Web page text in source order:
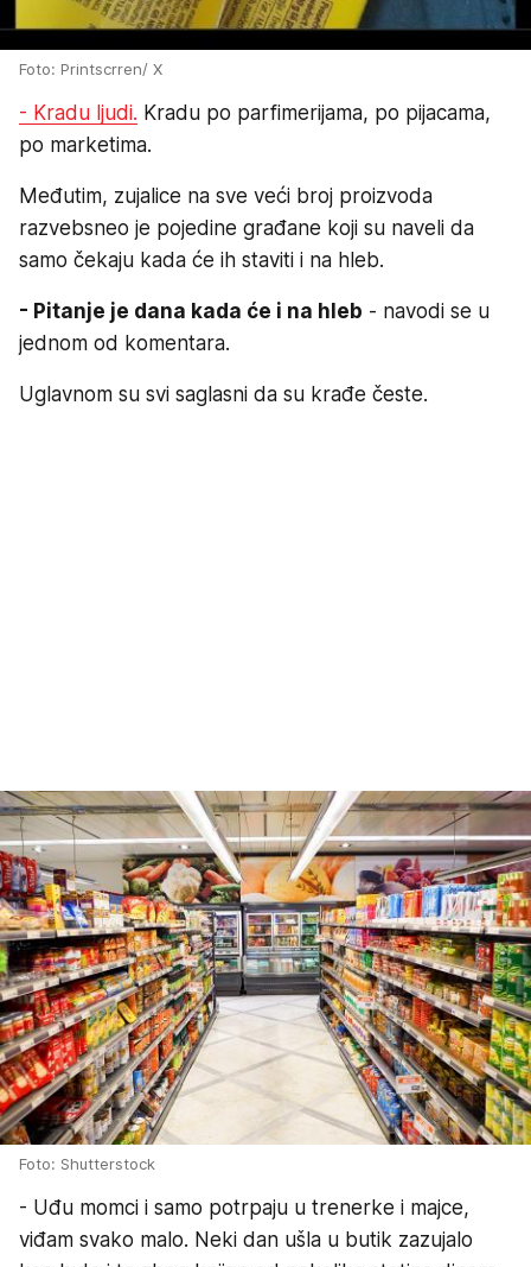
Foto: Printscrren/ X
- Kradu ljudi. Kradu po parfimerijama, po pijacama,
po marketima.
Međutim, zujalice na sve veći broj proizvoda
razvebsneo je pojedine građane koji su naveli da
samo čekaju kada će ih staviti i na hleb.
- Pitanje je dana kada će i na hleb - navodi se u
jednom od komentara.
Uglavnom su svi saglasni da su krađe česte.
Foto: Shutterstock
- Uđu momci i samo potrpaju u trenerke i majce,
viđam svako malo. Neki dan ušla u butik zazujalo